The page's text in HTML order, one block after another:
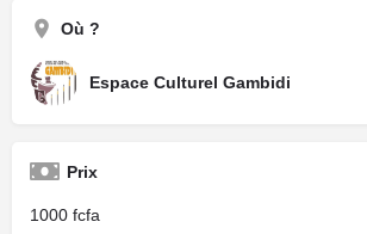
Où ?
Espace Culturel Gambidi
Prix
1000